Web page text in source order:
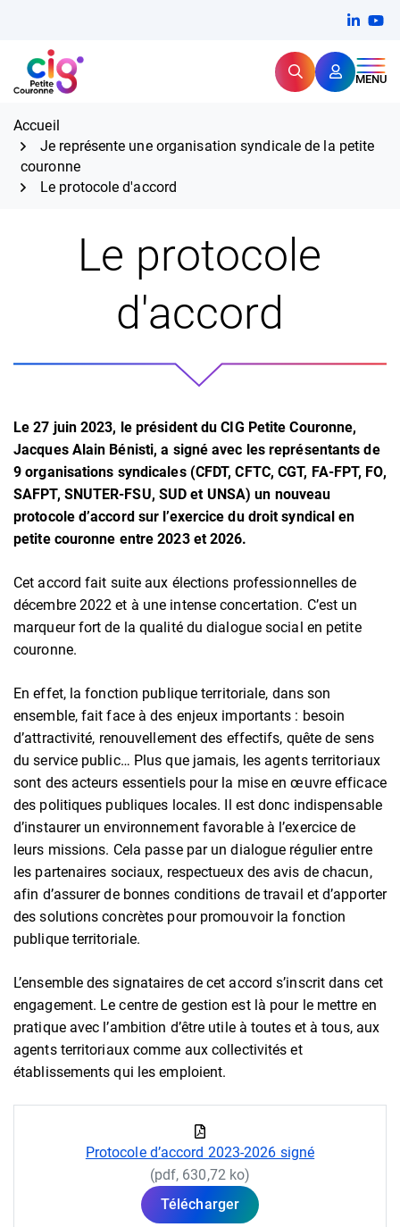
contenu
CIG Petite Couronne RechercherMENU
Expertise et proximité pour
Accueil
Je représente une organisation syndicale de la petite
couronne
Le protocole d'accord
Le protocole
d'accord
Le 27 juin 2023, le président du CIG Petite Couronne,
Jacques Alain Bénisti, a signé avec les représentants de
9 organisations syndicales (CFDT, CFTC, CGT, FA-FPT, FO,
SAFPT, SNUTER-FSU, SUD et UNSA) un nouveau
protocole d’accord sur l’exercice du droit syndical en
petite couronne entre 2023 et 2026.
Cet accord fait suite aux élections professionnelles de
décembre 2022 et à une intense concertation. C’est un
marqueur fort de la qualité du dialogue social en petite
couronne.
En effet, la fonction publique territoriale, dans son
ensemble, fait face à des enjeux importants : besoin
d’attractivité, renouvellement des effectifs, quête de sens
du service public… Plus que jamais, les agents territoriaux
sont des acteurs essentiels pour la mise en œuvre efficace
des politiques publiques locales. Il est donc indispensable
d’instaurer un environnement favorable à l’exercice de
leurs missions. Cela passe par un dialogue régulier entre
les partenaires sociaux, respectueux des avis de chacun,
afin d’assurer de bonnes conditions de travail et d’apporter
des solutions concrètes pour promouvoir la fonction
publique territoriale.
L’ensemble des signataires de cet accord s’inscrit dans cet
engagement. Le centre de gestion est là pour le mettre en
pratique avec l’ambition d’être utile à toutes et à tous, aux
agents territoriaux comme aux collectivités et
établissements qui les emploient.
Protocole d’accord 2023-2026 signé
(pdf, 630,72 ko)
Télécharger